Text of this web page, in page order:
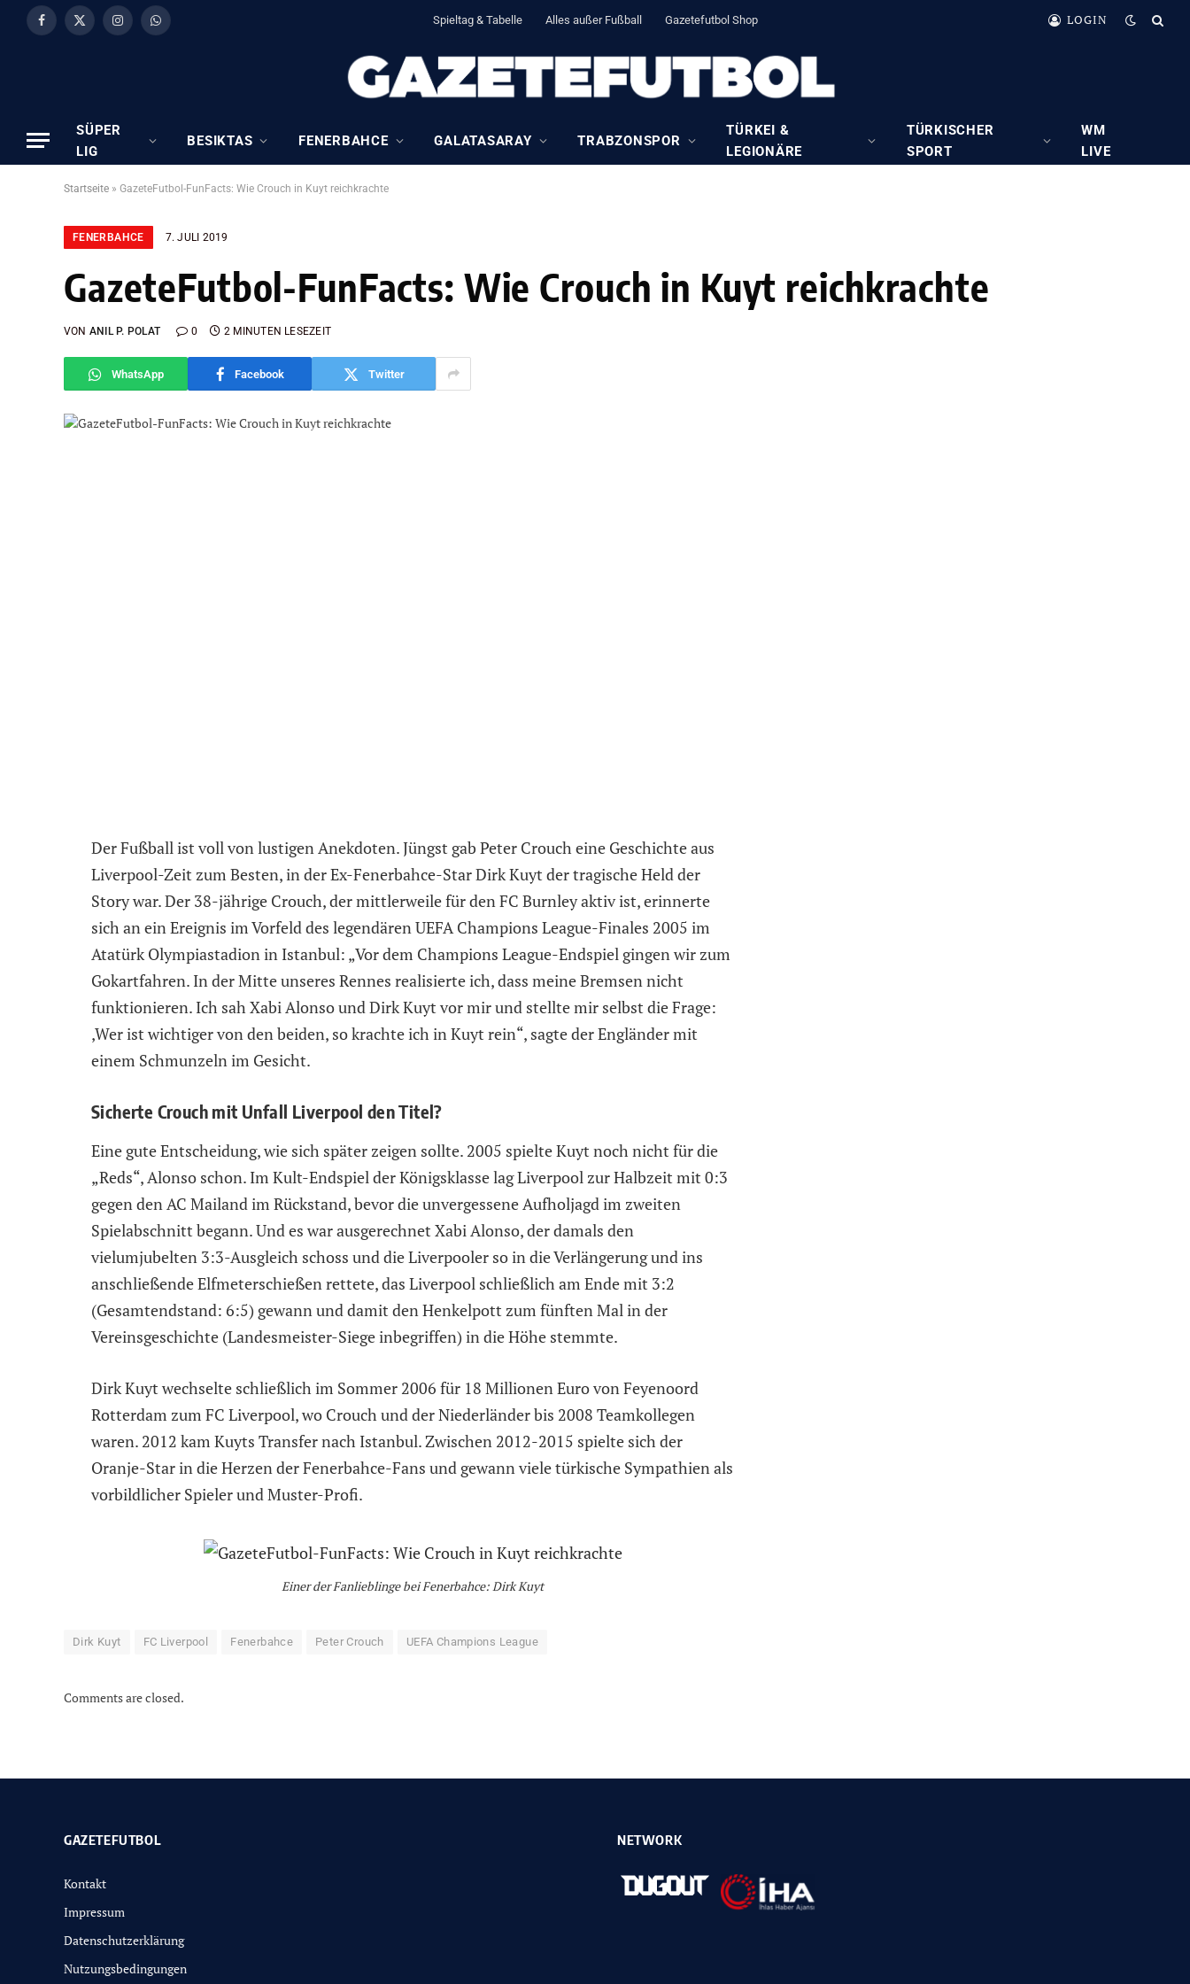
Facebook
X
InstagramWhatsApp Spieltag & Tabelle Alles außer Fußball Gazetefutbol Shop LOGIN
SÜPER
LIG
BESIKTAS FENERBAHCE GALATASARAY TRABZONSPOR
TÜRKEI &
LEGIONÄRE
TÜRKISCHER
SPORT
WM
LIVE
Startseite » GazeteFutbol-FunFacts: Wie Crouch in Kuyt reichkrachte
FENERBAHCE 7. JULI 2019
GazeteFutbol-FunFacts: Wie Crouch in Kuyt reichkrachte
VON ANIL P. POLAT 0 2 MINUTEN LESEZEIT
WhatsApp Facebook Twitter
Der Fußball ist voll von lustigen Anekdoten. Jüngst gab Peter Crouch eine Geschichte aus
Liverpool-Zeit zum Besten, in der Ex-Fenerbahce-Star Dirk Kuyt der tragische Held der
Story war. Der 38-jährige Crouch, der mittlerweile für den FC Burnley aktiv ist, erinnerte
sich an ein Ereignis im Vorfeld des legendären UEFA Champions League-Finales 2005 im
Atatürk Olympiastadion in Istanbul: „Vor dem Champions League-Endspiel gingen wir zum
Gokartfahren. In der Mitte unseres Rennes realisierte ich, dass meine Bremsen nicht
funktionieren. Ich sah Xabi Alonso und Dirk Kuyt vor mir und stellte mir selbst die Frage:
‚Wer ist wichtiger von den beiden, so krachte ich in Kuyt rein“, sagte der Engländer mit
einem Schmunzeln im Gesicht.
Sicherte Crouch mit Unfall Liverpool den Titel?
Eine gute Entscheidung, wie sich später zeigen sollte. 2005 spielte Kuyt noch nicht für die
„Reds“, Alonso schon. Im Kult-Endspiel der Königsklasse lag Liverpool zur Halbzeit mit 0:3
gegen den AC Mailand im Rückstand, bevor die unvergessene Aufholjagd im zweiten
Spielabschnitt begann. Und es war ausgerechnet Xabi Alonso, der damals den
vielumjubelten 3:3-Ausgleich schoss und die Liverpooler so in die Verlängerung und ins
anschließende Elfmeterschießen rettete, das Liverpool schließlich am Ende mit 3:2
(Gesamtendstand: 6:5) gewann und damit den Henkelpott zum fünften Mal in der
Vereinsgeschichte (Landesmeister-Siege inbegriffen) in die Höhe stemmte.
Dirk Kuyt wechselte schließlich im Sommer 2006 für 18 Millionen Euro von Feyenoord
Rotterdam zum FC Liverpool, wo Crouch und der Niederländer bis 2008 Teamkollegen
waren. 2012 kam Kuyts Transfer nach Istanbul. Zwischen 2012-2015 spielte sich der
Oranje-Star in die Herzen der Fenerbahce-Fans und gewann viele türkische Sympathien als
vorbildlicher Spieler und Muster-Profi.
Einer der Fanlieblinge bei Fenerbahce: Dirk Kuyt
Dirk Kuyt FC Liverpool Fenerbahce Peter Crouch UEFA Champions League
Comments are closed.
GAZETEFUTBOL
Kontakt
Impressum
Datenschutzerklärung
Nutzungsbedingungen
NETWORK